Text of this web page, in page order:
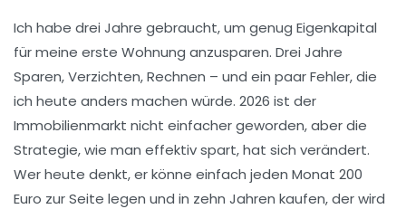
Ich habe drei Jahre gebraucht, um genug Eigenkapital
für meine erste Wohnung anzusparen. Drei Jahre
Sparen, Verzichten, Rechnen – und ein paar Fehler, die
ich heute anders machen würde. 2026 ist der
Immobilienmarkt nicht einfacher geworden, aber die
Strategie, wie man effektiv spart, hat sich verändert.
Wer heute denkt, er könne einfach jeden Monat 200
Euro zur Seite legen und in zehn Jahren kaufen, der wird